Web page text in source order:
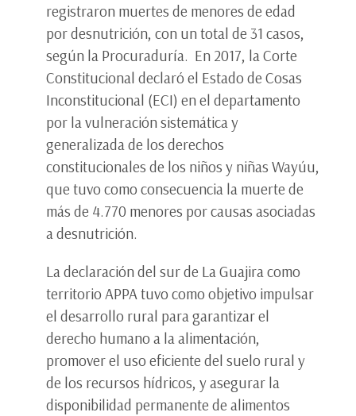
registraron muertes de menores de edad
por desnutrición, con un total de 31 casos,
según la Procuraduría. En 2017, la Corte
Constitucional declaró el Estado de Cosas
Inconstitucional (ECI) en el departamento
por la vulneración sistemática y
generalizada de los derechos
constitucionales de los niños y niñas Wayúu,
que tuvo como consecuencia la muerte de
más de 4.770 menores por causas asociadas
a desnutrición.
La declaración del sur de La Guajira como
territorio APPA tuvo como objetivo impulsar
el desarrollo rural para garantizar el
derecho humano a la alimentación,
promover el uso eficiente del suelo rural y
de los recursos hídricos, y asegurar la
disponibilidad permanente de alimentos